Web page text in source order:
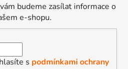
budeme zasílat informace o
e-shopu.
s podmínkami ochrany